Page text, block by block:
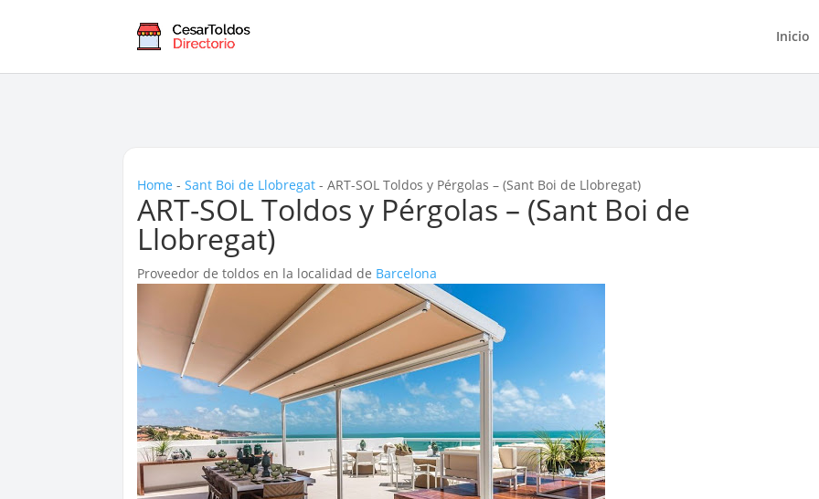
Inicio
Home -Sant Boi de Llobregat -ART-SOL Toldos y Pérgolas – (Sant Boi de Llobregat)
ART-SOL Toldos y Pérgolas – (Sant Boi de
Llobregat)
Proveedor de toldos en la localidad de Barcelona